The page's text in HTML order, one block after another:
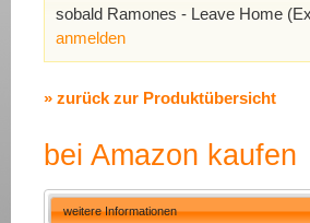
sobald Ramones - Leave Home
anmelden
» zurück zur Produktübersicht
bei Amazon kaufen
weitere Informationen